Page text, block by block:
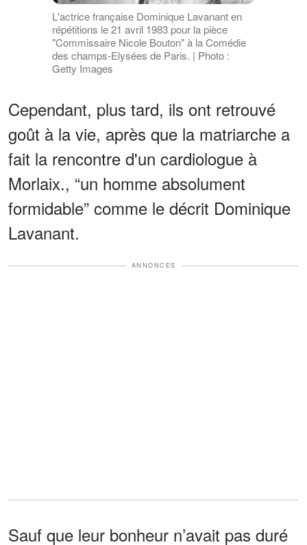
L'actrice française Dominique Lavanant en
répétitions le 21 avril 1983 pour la pièce
"Commissaire Nicole Bouton" à la Comédie
des champs-Elysées de Paris. | Photo :
Getty Images
Cependant, plus tard, ils ont retrouvé
goût à la vie, après que la matriarche a
fait la rencontre d'un cardiologue à
Morlaix., “un homme absolument
formidable” comme le décrit Dominique
Lavanant.
ANNONCES
Sauf que leur bonheur n’avait pas duré